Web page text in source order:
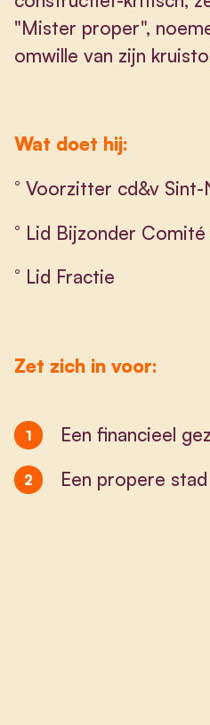
"Mister proper",
omwille van zijn
Wat doet hij:
° Voorzitter cd&v Sint-
° Lid Bijzonder
° Lid Fractie
Zet zich in voor:
Een financieel
Een propere stad